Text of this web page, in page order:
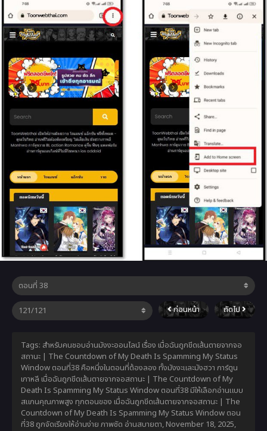
ก่อนหน้า ถัดไป
Tags: สำหรับคนชอบอ่านมังงะออนไลน์ เรื่อง เมื่อฉันถูกขีดเส้นตายจากจอ
สถานะ | The Countdown of My Death Is Spamming My Status
Window ตอนที่38 คือหนึ่งในตอนที่ต้องลอง ทั้งมังงะและมังฮวา การ์ตูน
เกาหลี เมื่อฉันถูกขีดเส้นตายจากจอสถานะ | The Countdown of My
Death Is Spamming My Status Window ตอนที่38 มีให้เลือกอ่านแบบ
สแกนคุณภาพสูง ทุกตอนของ เมื่อฉันถูกขีดเส้นตายจากจอสถานะ | The
Countdown of My Death Is Spamming My Status Window ตอน
ที่38 ถูกจัดเรียงให้อ่านง่าย ภาพชัด อ่านสบายตา, November 18, 2025,